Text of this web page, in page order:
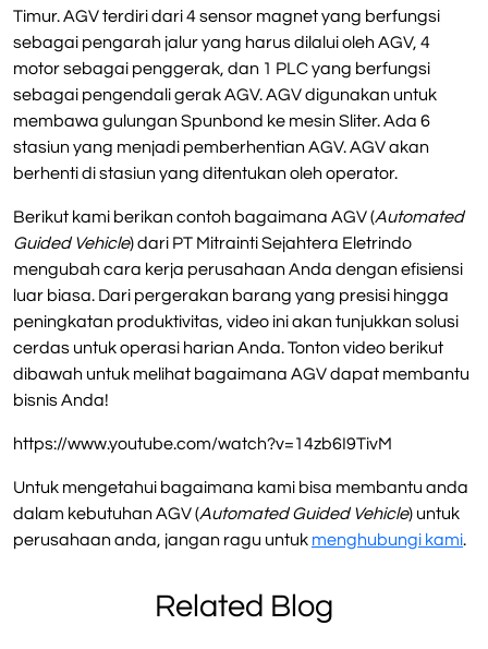
Timur. AGV terdiri dari 4 sensor magnet yang berfungsi
sebagai pengarah jalur yang harus dilalui oleh AGV, 4
motor sebagai penggerak, dan 1 PLC yang berfungsi
sebagai pengendali gerak AGV. AGV digunakan untuk
membawa gulungan Spunbond ke mesin Sliter. Ada 6
stasiun yang menjadi pemberhentian AGV. AGV akan
berhenti di stasiun yang ditentukan oleh operator.
Berikut kami berikan contoh bagaimana AGV (Automated
Guided Vehicle) dari PT Mitrainti Sejahtera Eletrindo
mengubah cara kerja perusahaan Anda dengan efisiensi
luar biasa. Dari pergerakan barang yang presisi hingga
peningkatan produktivitas, video ini akan tunjukkan solusi
cerdas untuk operasi harian Anda. Tonton video berikut
dibawah untuk melihat bagaimana AGV dapat membantu
bisnis Anda!
https://www.youtube.com/watch?v=14zb6I9TivM
Untuk mengetahui bagaimana kami bisa membantu anda
dalam kebutuhan AGV (Automated Guided Vehicle) untuk
perusahaan anda, jangan ragu untuk menghubungi kami.
Related Blog